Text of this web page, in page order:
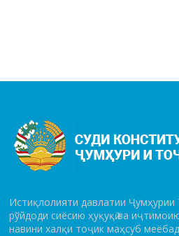
Истиқлолияти давлатии Ҷумҳурии
рўй­до­ди сиёсию ҳуқуқӣ ва
навини халқи тоҷик маҳсуб